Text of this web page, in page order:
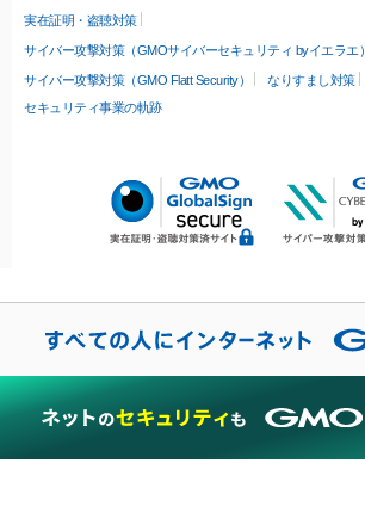
実在証明・盗聴対策
サイバー攻撃対策（GMOサイバーセキュリティ byイエラエ）
サイバー攻撃対策（GMO Flatt Security）
なりすまし対策
セキュリティ事業の軌跡